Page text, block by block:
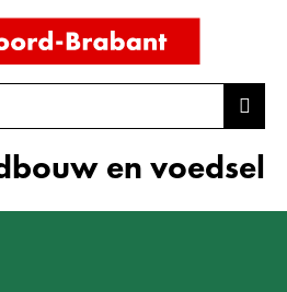
Ga
de
inhoud
en voedsel